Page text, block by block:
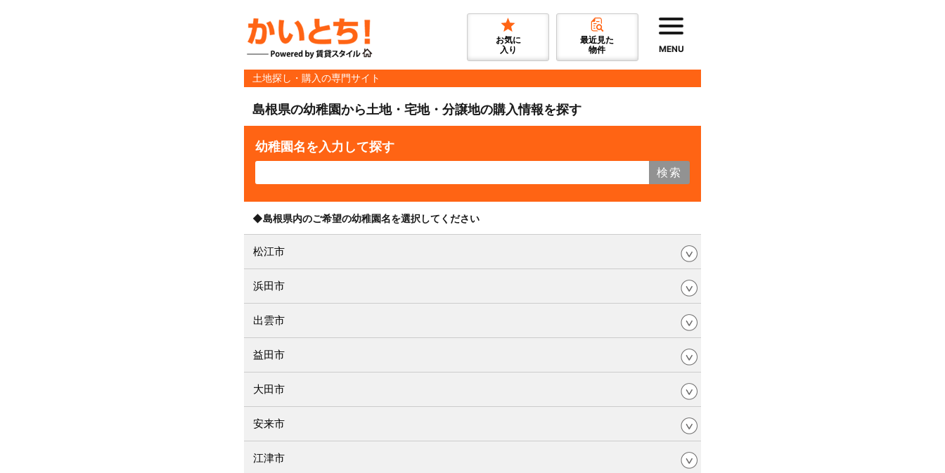
お気に
入り
最近見た
物件
MENU
土地探し・購入の専門サイト
島根県の幼稚園から土地・宅地・分譲地の購入情報を探す
幼稚園名を入力して探す
検索
◆島根県内のご希望の幼稚園名を選択してください
松江市
浜田市
出雲市
益田市
大田市
安来市
江津市